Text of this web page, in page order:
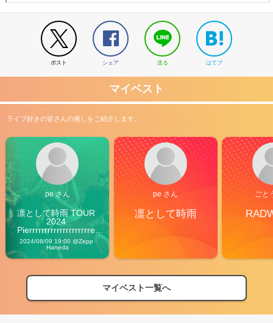
ポスト シェア 送る はてブ
マイベスト
ライブ好きの皆さんの推しをご紹介します。
pe さん
凛として時雨 TOUR
2024
Pierrrrrrrrrrrrrrrrrrrre
Vibes
2024/08/09 19:00 @Zepp
Haneda
pe さん
凛として時雨
ごと
マイベスト一覧へ
【フェス特集2026】フェス情報はここから！
【ライブ動員ランキング】2026年上半期編発表！